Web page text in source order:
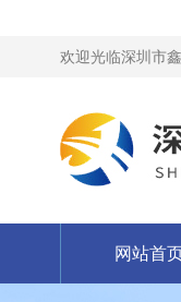
欢迎光临深圳市
网站首